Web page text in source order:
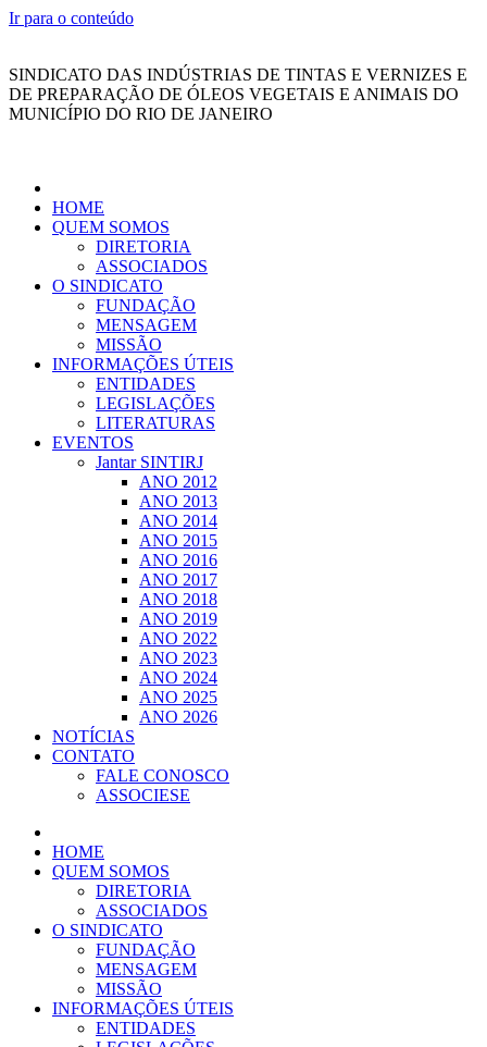
Ir para o conteúdo
SINDICATO DAS INDÚSTRIAS DE TINTAS E VERNIZES E
DE PREPARAÇÃO DE ÓLEOS VEGETAIS E ANIMAIS DO
MUNICÍPIO DO RIO DE JANEIRO
HOME
QUEM SOMOS
DIRETORIA
ASSOCIADOS
O SINDICATO
FUNDAÇÃO
MENSAGEM
MISSÃO
INFORMAÇÕES ÚTEIS
ENTIDADES
LEGISLAÇÕES
LITERATURAS
EVENTOS
Jantar SINTIRJ
ANO 2012
ANO 2013
ANO 2014
ANO 2015
ANO 2016
ANO 2017
ANO 2018
ANO 2019
ANO 2022
ANO 2023
ANO 2024
ANO 2025
ANO 2026
NOTÍCIAS
CONTATO
FALE CONOSCO
ASSOCIESE
HOME
QUEM SOMOS
DIRETORIA
ASSOCIADOS
O SINDICATO
FUNDAÇÃO
MENSAGEM
MISSÃO
INFORMAÇÕES ÚTEIS
ENTIDADES